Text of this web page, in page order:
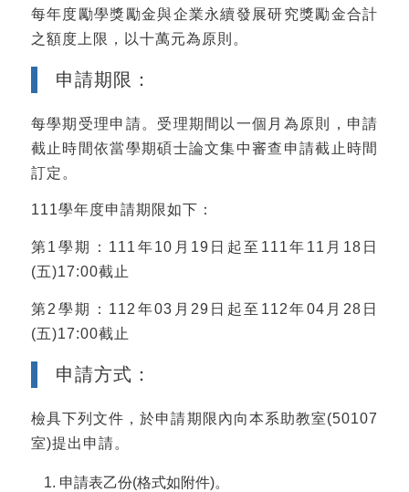
每年度勵學獎勵金與企業永續發展研究獎勵金合計
之額度上限，以十萬元為原則。
申請期限：
每學期受理申請。受理期間以一個月為原則，申請
截止時間依當學期碩士論文集中審查申請截止時間
訂定。
111學年度申請期限如下：
第1學期：111年10月19日起至111年11月18日
(五)17:00截止
第2學期：112年03月29日起至112年04月28日
(五)17:00截止
申請方式：
檢具下列文件，於申請期限內向本系助教室(50107
室)提出申請。
申請表乙份(格式如附件)。